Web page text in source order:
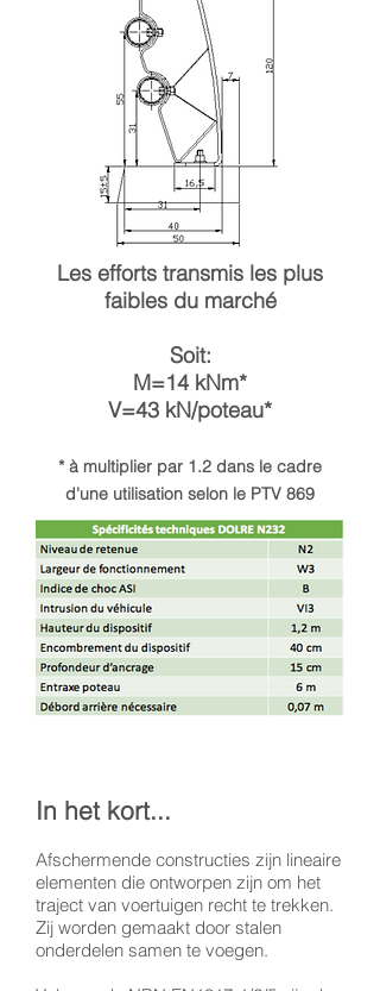
Les efforts transmis les plus
faibles du marché
Soit:
M=14 kNm*
V=43 kN/poteau*
* à multiplier par 1.2 dans le cadre
d'une utilisation selon le PTV 869
In het kort...
Afschermende constructies zijn lineaire
elementen die ontworpen zijn om het
traject van voertuigen recht te trekken.
Zij worden gemaakt door stalen
onderdelen samen te voegen.